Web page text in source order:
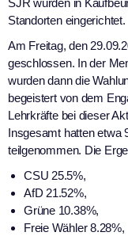
SJR wurden in
Standorten eingerichtet.
Am Freitag, den
geschlossen. In der
wurden dann die
begeistert von dem
Lehrkräfte bei dieser
Insgesamt hatten etwa
teilgenommen. Die
CSU 25.5%,
AfD 21.52%,
Grüne 10.38%,
Freie Wähler 8.28%,